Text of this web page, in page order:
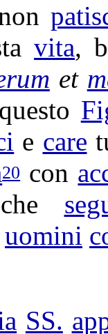
vita,
et
questo
e care
20con
uomini
SS.